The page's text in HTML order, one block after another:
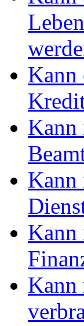
Kann
Kann
Kann
Kann
Kann